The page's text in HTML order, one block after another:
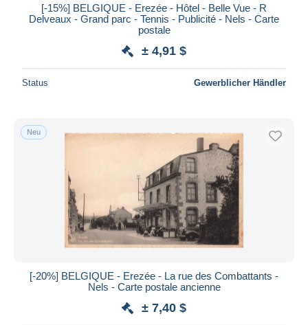
[-15%] BELGIQUE - Erezée - Hôtel - Belle Vue - R
Delveaux - Grand parc - Tennis - Publicité - Nels - Carte
postale
± 4,91 $
Status Gewerblicher Händler
Neu
[-20%] BELGIQUE - Erezée - La rue des Combattants -
Nels - Carte postale ancienne
± 7,40 $